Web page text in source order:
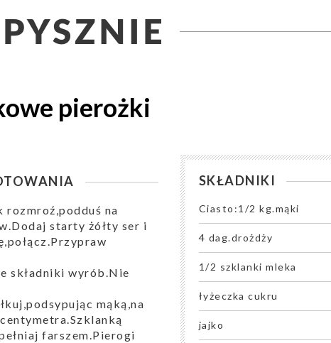
pierożki
rozmroź,podduś na
starty żółty ser i
składniki wyrób.Nie
mąką,na
farszem.Pierogi
SKŁADNIKI
Ciasto:1/2 kg.mąki
4 dag.drożdży
1/2 szklanki mleka
łyżeczka cukru
jajko